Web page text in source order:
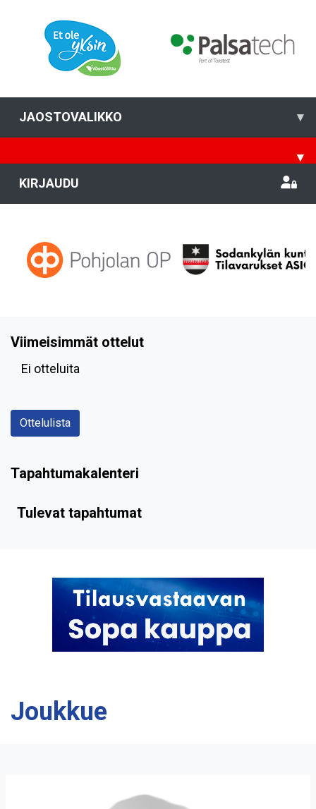
JAOSTOVALIKKO ▾
▾
KIRJAUDU
Viimeisimmät ottelut
Ei otteluita
Ottelulista
Tapahtumakalenteri
Tulevat tapahtumat
Joukkue